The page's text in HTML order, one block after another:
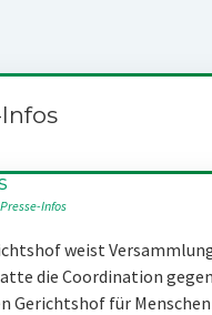
Presse-Infos
weist
die Coordination
Gerichtshof für